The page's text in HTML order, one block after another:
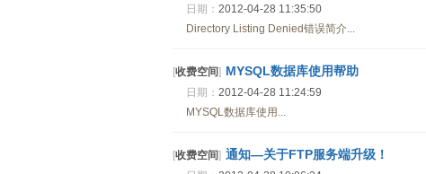
日期： 2012-04-28 11:35:50
Directory Listing Denied错误简介...
[收费空间] MYSQL数据库使用帮助
日期： 2012-04-28 11:24:59
MYSQL数据库使用...
[收费空间] 通知—关于FTP服务端升级！